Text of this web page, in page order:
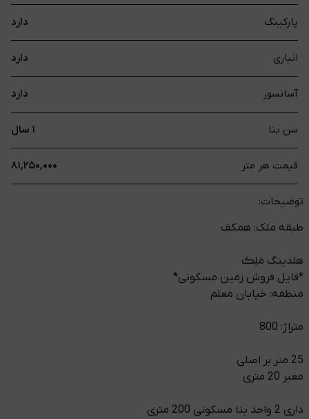
پارکینگ دارد
انباری دارد
آسانسور دارد
سن بنا ۱ سال
قیمت هر متر ۸۱,۲۵۰,۰۰۰
توضیحات:
طبقه ملک: همکف
هلدینگ مَلِڪ
*فایل فروش زمین مسکونی*
منطقه: خیابان معلم
متراژ: 800
25 متر بر اصلی
معبر 20 متری
داری 2 واحد بنا مسکونی 200 متری